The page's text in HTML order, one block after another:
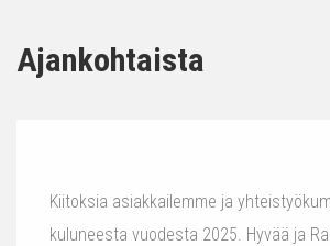
Ajankohtaista
Kiitoksia asiakkailemme ja
kuluneesta vuodesta 2025. Hyvää ja